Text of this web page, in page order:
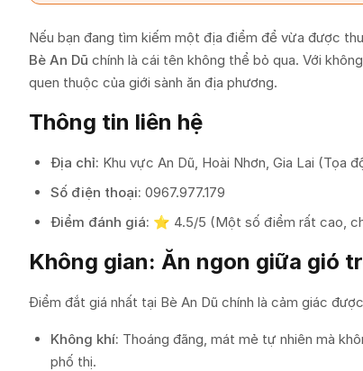
Nếu bạn đang tìm kiếm một địa điểm để vừa được
Bè An Dũ chính là cái tên không thể bỏ qua. Với
quen thuộc của giới sành ăn địa phương.
Thông tin liên hệ
Địa chỉ: Khu vực An Dũ, Hoài Nhơn, Gia Lai (Tọa
Số điện thoại: 0967.977.179
Điểm đánh giá: ⭐ 4.5/5 (Một số điểm rất cao,
Không gian: Ăn ngon giữa gió
Điểm đắt giá nhất tại Bè An Dũ chính là cảm giác
Không khí: Thoáng đãng, mát mẻ tự nhiên mà
phố thị.